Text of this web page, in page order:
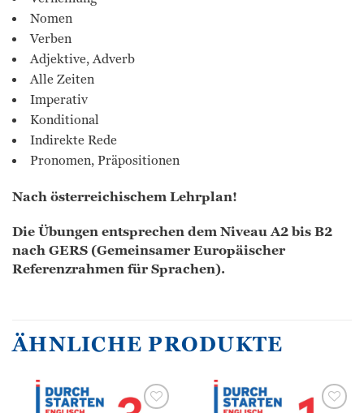
Nomen
Verben
Adjektive, Adverb
Alle Zeiten
Imperativ
Konditional
Indirekte Rede
Pronomen, Präpositionen
Nach österreichischem Lehrplan!
Die Übungen entsprechen dem Niveau A2 bis B2
nach GERS (Gemeinsamer Europäischer
Referenzrahmen für Sprachen).
ÄHNLICHE PRODUKTE